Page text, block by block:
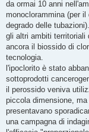
s
a
g
g
i
o
da ormai 10 anni
monoclorammina (per
degrado delle tubazioni).
gli altri ambiti territoriali
ancora il biossido di
tecnologia.
l'ipoclorito è stato
sottoprodotti
il perossido veniva
piccola dimensione,
presentavano
una campagna di